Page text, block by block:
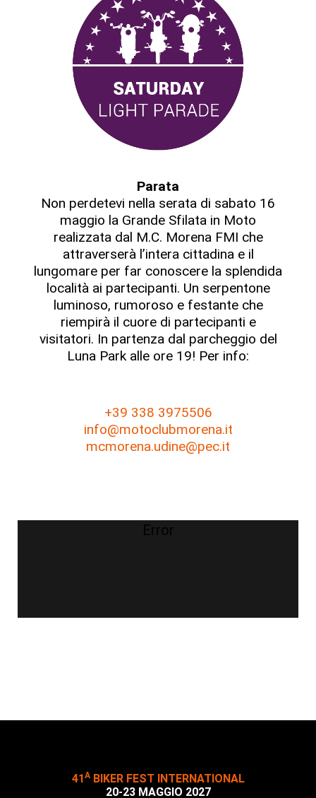
Parata
Non perdetevi nella serata di sabato 16
maggio la Grande Sfilata in Moto
realizzata dal M.C. Morena FMI che
attraverserà l’intera cittadina e il
lungomare per far conoscere la splendida
località ai partecipanti. Un serpentone
luminoso, rumoroso e festante che
riempirà il cuore di partecipanti e
visitatori. In partenza dal parcheggio del
Luna Park alle ore 19! Per info:
+39 338 3975506
info@motoclubmorena.it
mcmorena.udine@pec.it
Error
41ABIKER FEST INTERNATIONAL
20-23 MAGGIO 2027